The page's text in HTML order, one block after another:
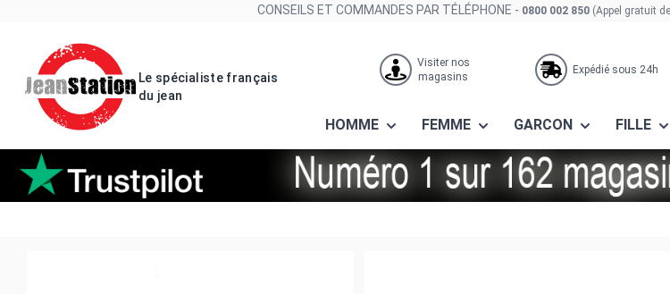
CONSEILS ET COMMANDES PAR TÉLÉPHONE - 0800 002 850 (Appel gratuit
Le spécialiste français
du jean
Visiter nos
magasins
Expédié sous 24h
HOMME FEMME GARCON FILLE
Calecons et slips lacoste 5h1774 bck marine/blanc-